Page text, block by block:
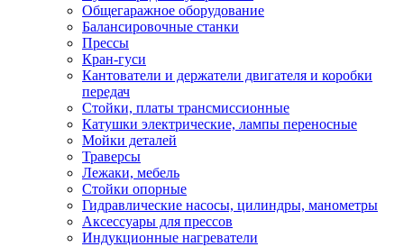
Общегаражное оборудование
Балансировочные станки
Прессы
Кран-гуси
Кантователи и держатели двигателя и коробки
передач
Стойки, платы трансмиссионные
Катушки электрические, лампы переносные
Мойки деталей
Траверсы
Лежаки, мебель
Стойки опорные
Гидравлические насосы, цилиндры, манометры
Аксессуары для прессов
Индукционные нагреватели